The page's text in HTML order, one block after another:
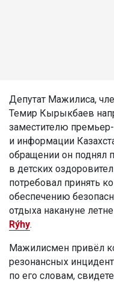
Депутат Мажилиса,
Темир Кырыкбаев
заместителю
и информации
обращении он поднял
в детских
потребовал принять
обеспечению
отдыха накануне
Rýhy.
Мажилисмен привёл
резонансных
по его словам,